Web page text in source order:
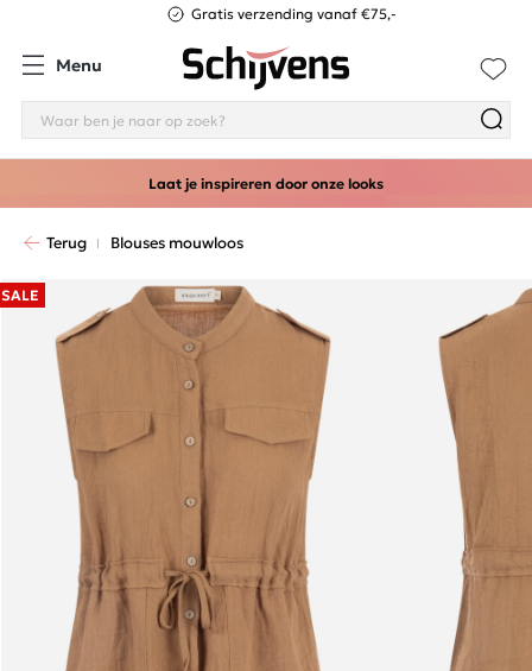
Gratis verzending vanaf €75,-
Menu
Laat je inspireren door onze looks
Terug Blouses mouwloos
SALE